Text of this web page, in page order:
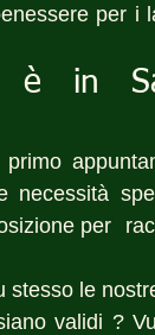
per
è in
necessità
per
stesso le
validi ?